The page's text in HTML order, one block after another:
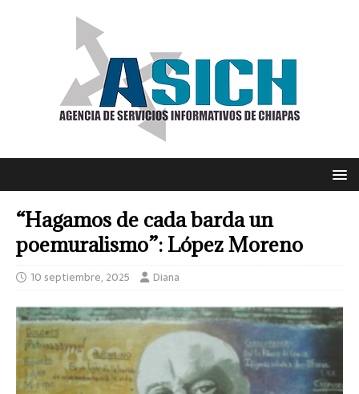
“Hagamos de cada barda un
poemuralismo”: López Moreno
10 septiembre, 2025 Diana